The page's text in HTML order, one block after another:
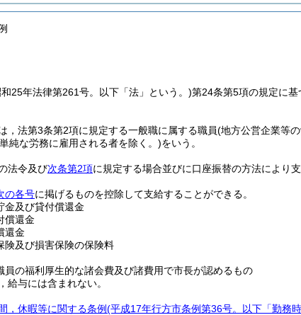
25年法律第261号。以下「法」という。)第24条第5項の規定に基
，法第3条第2項に規定する一般職に属する職員(地方公営企業等
純な労務に雇用される者を除く。)をいう。
法令及び次条第2項に規定する場合並びに口座振替の方法により
の各号に掲げるものを控除して支給することができる。
金及び貸付償還金
償還金
還金
険及び損害保険の保険料
員の福利厚生的な諸会費及び諸費用で市長が認めるもの
給与には含まれない。
，休暇等に関する条例(平成17年行方市条例第36号。以下「勤務